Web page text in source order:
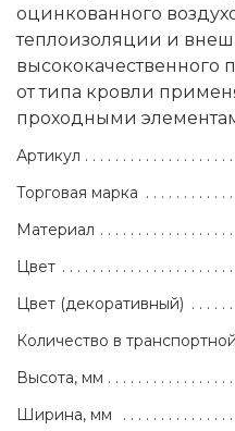
оцинкованного
теплоизоляции и
высококачественного
от типа кровли
проходными
Артикул
Торговая марка
Материал
Цвет
Цвет (декоративный)
Количество в
Высота, мм
Ширина, мм